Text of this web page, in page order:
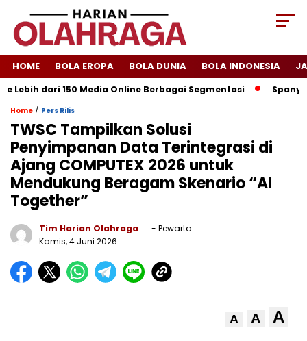
HOME BOLA EROPA BOLA DUNIA BOLA INDONESIA
dari 150 Media Online Berbagai Segmentasi Spanyol
Home / Pers Rilis
TWSC Tampilkan Solusi
Penyimpanan Data Terintegrasi di
Ajang COMPUTEX 2026 untuk
Mendukung Beragam Skenario “AI
Together”
Tim Harian Olahraga
- Pewarta
Kamis, 4 Juni 2026
A A A